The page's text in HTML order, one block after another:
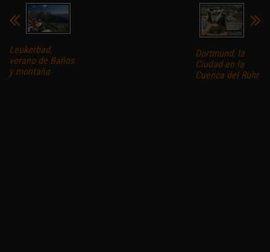
Leukerbad,
verano de Baños
y montaña
Dortmund, la
Ciudad en la
Cuenca del Ruhr